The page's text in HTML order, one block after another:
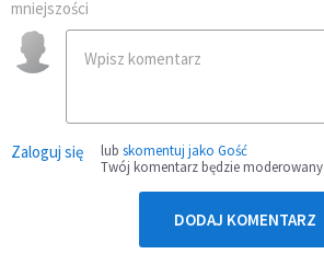
mniejszości
Zaloguj się lub skomentuj jako Gość
Twój komentarz będzie moderowany
DODAJ KOMENTARZ